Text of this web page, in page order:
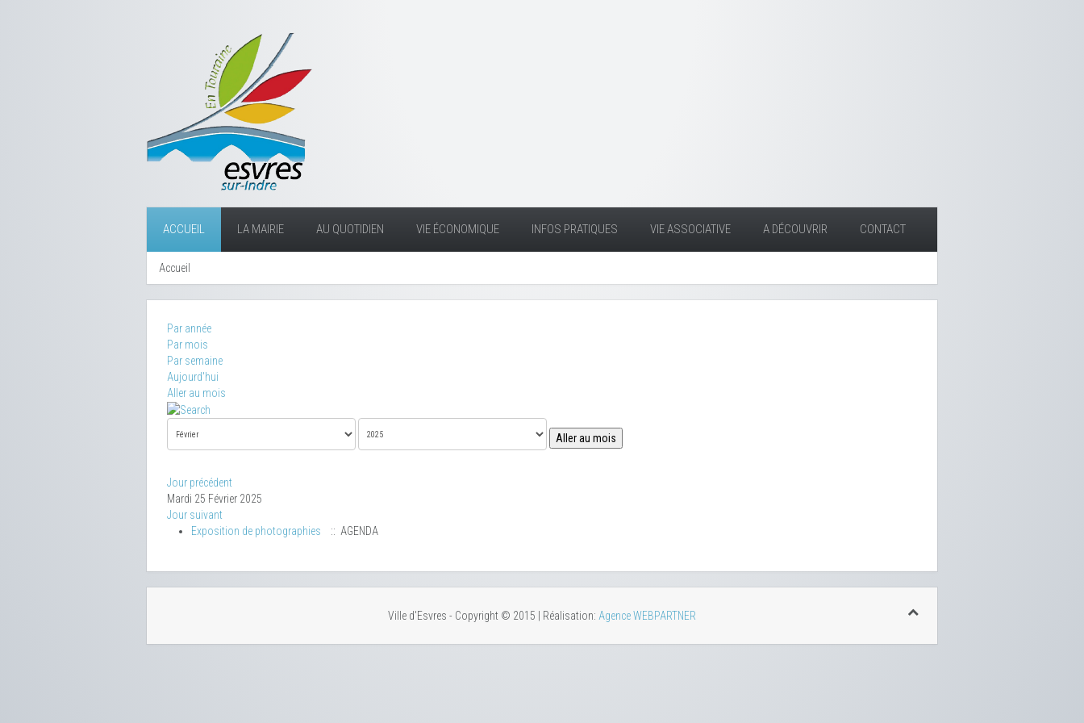
ACCUEIL LA MAIRIE AU QUOTIDIEN VIE ÉCONOMIQUE INFOS PRATIQUES VIE ASSOCIATIVE A DÉCOUVRIR CONTACT
Accueil
Par année
Par mois
Par semaine
Aujourd'hui
Aller au mois
Aller au mois
Jour précédent
Mardi 25 Février 2025
Jour suivant
Exposition de photographies
:: AGENDA
Ville d'Esvres - Copyright © 2015 | Réalisation: Agence WEBPARTNER